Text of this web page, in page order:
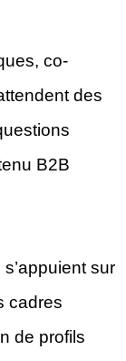
co-
des
B2B
sur
cadres
de profils